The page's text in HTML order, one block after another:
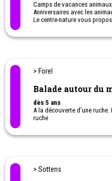
Camps de vacances
Anniversaires avec les
Le centre-nature vous
destinés à observer la faune
> Forel
Balade autour du
dès 5 ans
A la découverte d’une
ruche
> Sottens